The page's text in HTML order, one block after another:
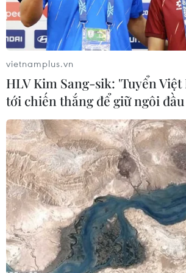
Ông Phạm Công Dịch, Phó Chánh
thông tin về kết quả thanh tra Kỳ thi tuyển
học 2024-2025 tại Thái Bình. (Ảnh:
Căn cứ theo các quy định của
vietnamplus.vn
HLV Kim Sang-sik: 'Tuyển
tới chiến thắng để giữ ngôi